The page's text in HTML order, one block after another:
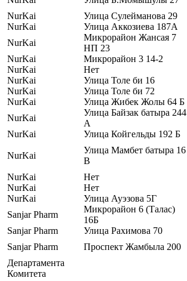
NurKai
Улица Сулейманова 29
NurKai
Улица Аккозиева 187А
NurKai
Микрорайон Жансая 7
НП 23
NurKai
Микрорайон 3 14-2
NurKai
Нет
NurKai
Улица Толе би 16
NurKai
Улица Толе би 72
NurKai
Улица Жибек Жолы 64 Б
NurKai
Улица Байзак батыра 244
А
NurKai
Улица Койгельды 192 Б
NurKai
Улица Мамбет батыра 16
В
NurKai
Нет
NurKai
Нет
NurKai
Улица Ауэзова 5Г
Sanjar Pharm
Микрорайон 6 (Талас)
16Б
Sanjar Pharm
Улица Рахимова 70
Sanjar Pharm
Проспект Жамбыла 200
Департамента
Комитета